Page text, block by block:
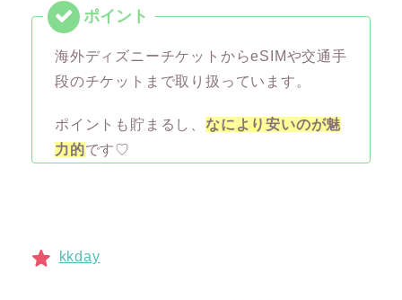
海外ディズニーチケットからeSIMや交通手
段のチケットまで取り扱っています。
ポイントも貯まるし、 なにより安いのが魅
力的です♡
kkday